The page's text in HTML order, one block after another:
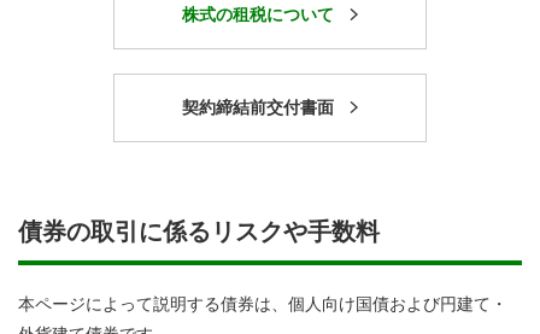
株式の租税について
契約締結前交付書面
債券の取引に係るリスクや手数料
本ページによって説明する債券は、個人向け国債および円建て・